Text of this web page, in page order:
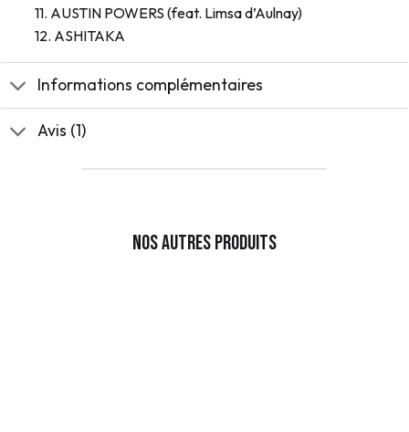
11. AUSTIN POWERS (feat. Limsa d’Aulnay)
12. ASHITAKA
Informations complémentaires
Avis (1)
Nos autres produits